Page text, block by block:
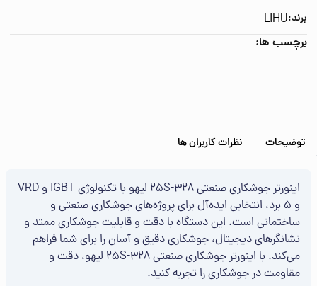
برند:LIHU
برچسب ها:
توضیحات نظرات کاربران ها
اینورتر جوشکاری صنعتی 25S-328 لیهو با تکنولوژی IGBT و VRD
و 5 برد، انتخابی ایده‌آل برای پروژه‌های جوشکاری صنعتی و
ساختمانی است. این دستگاه با دقت و قابلیت جوشکاری ممتد و
نشانگرهای دیجیتال، جوشکاری دقیق و آسان را برای شما فراهم
می‌کند. با اینورتر جوشکاری صنعتی 25S-328 لیهو، دقت و
مقاومت در جوشکاری را تجربه کنید.